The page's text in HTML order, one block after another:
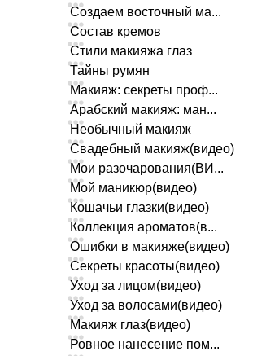
Создаем восточный ма...
Состав кремов
Стили макияжа глаз
Тайны румян
Макияж: секреты проф...
Арабский макияж: ман...
Необычный макияж
Свадебный макияж(видео)
Мои разочарования(ВИ...
Мой маникюр(видео)
Кошачьи глазки(видео)
Коллекция ароматов(в...
Ошибки в макияже(видео)
Секреты красоты(видео)
Уход за лицом(видео)
Уход за волосами(видео)
Макияж глаз(видео)
Ровное нанесение пом...